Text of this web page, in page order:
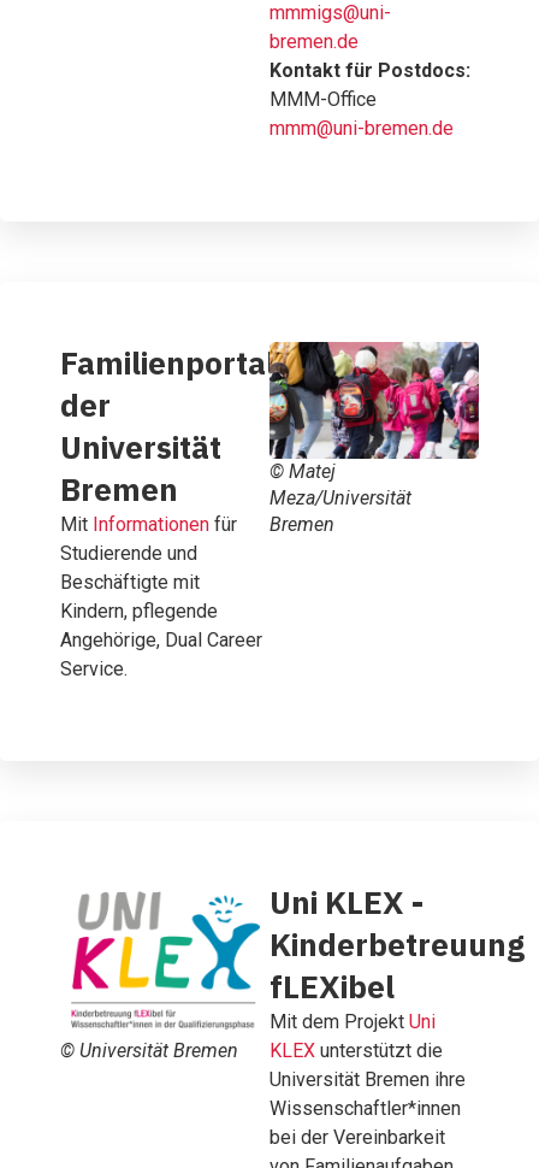
mmmigs@uni-
bremen.de
Kontakt für Postdocs:
MMM-Office
mmm@uni-bremen.de
Familienportal
der
Universität
Bremen
Mit Informationen für
Studierende und
Beschäftigte mit
Kindern, pflegende
Angehörige, Dual Career
Service.
© Matej
Meza/Universität
Bremen
© Universität Bremen
Uni KLEX -
Kinderbetreuung
fLEXibel
Mit dem Projekt Uni
KLEX unterstützt die
Universität Bremen ihre
Wissenschaftler*innen
bei der Vereinbarkeit